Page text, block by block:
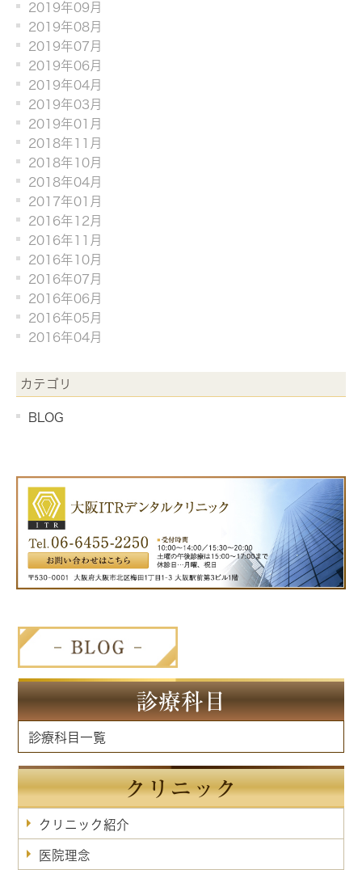
2019年09月
2019年08月
2019年07月
2019年06月
2019年04月
2019年03月
2019年01月
2018年11月
2018年10月
2018年04月
2017年01月
2016年12月
2016年11月
2016年10月
2016年07月
2016年06月
2016年05月
2016年04月
カテゴリ
BLOG
診療科目
診療科目一覧
クリニック
クリニック紹介
医院理念